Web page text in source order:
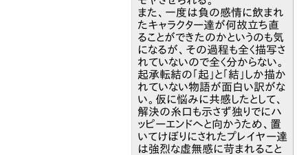
また、一度は負の感情に飲まれ
たキャラクター達が何故立ち直
ることができたのかというのも気
になるが、その過程も全く描写さ
れていないので全く分からない。
起承転結の「起」と「結」しか描か
れていない物語が面白い訳がな
い。仮に悩みに共感したとして、
解決の糸口も示さず独りでにハ
ッピーエンドへと向かうため、置
いてけぼりにされたプレイヤー達
は強烈な虚無感に苛まれること